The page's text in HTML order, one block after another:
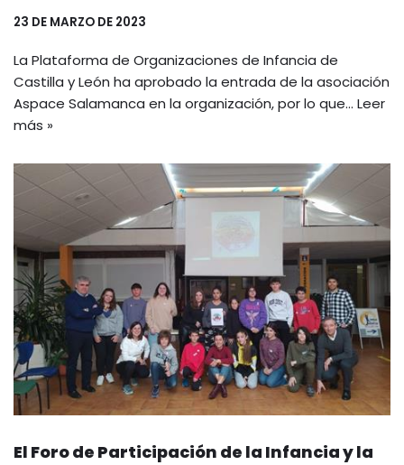
23 DE MARZO DE 2023
La Plataforma de Organizaciones de Infancia de
Castilla y León ha aprobado la entrada de la asociación
Aspace Salamanca en la organización, por lo que… Leer
más »
El Foro de Participación de la Infancia y la